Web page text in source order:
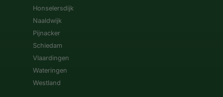
Honselersdijk
Naaldwijk
Pijnacker
Schiedam
Vlaardingen
Wateringen
Westland